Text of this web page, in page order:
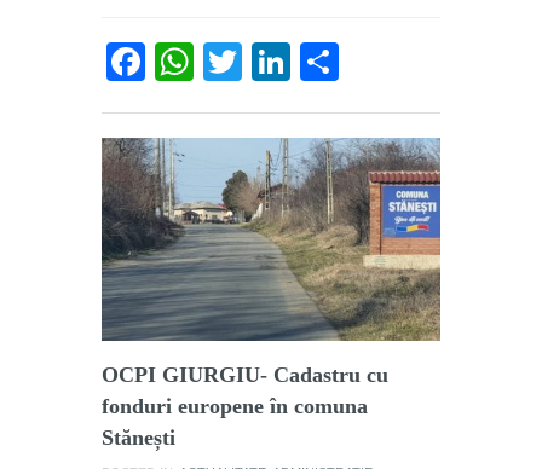
Facebook
WhatsApp
TwitterLinkedIn
OCPI GIURGIU- Cadastru cu
fonduri europene în comuna
Stănești